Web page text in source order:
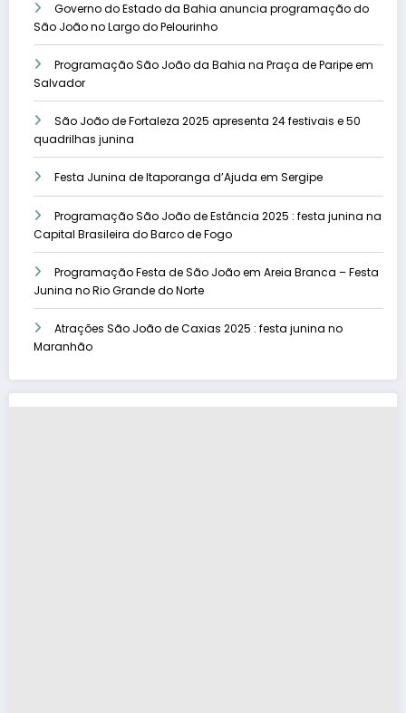
Governo do Estado da Bahia anuncia programação do
São João no Largo do Pelourinho
Programação São João da Bahia na Praça de Paripe em
Salvador
São João de Fortaleza 2025 apresenta 24 festivais e 50
quadrilhas junina
Festa Junina de Itaporanga d’Ajuda em Sergipe
Programação São João de Estância 2025 : festa junina na
Capital Brasileira do Barco de Fogo
Programação Festa de São João em Areia Branca – Festa
Junina no Rio Grande do Norte
Atrações São João de Caxias 2025 : festa junina no
Maranhão